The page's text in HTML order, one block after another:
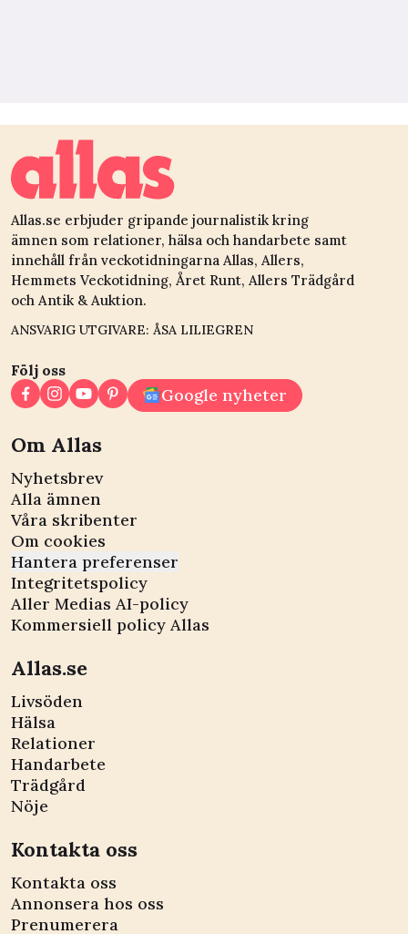
Allas.se erbjuder gripande journalistik kring
ämnen som relationer, hälsa och handarbete samt
innehåll från veckotidningarna Allas, Allers,
Hemmets Veckotidning, Året Runt, Allers Trädgård
och Antik & Auktion.
ANSVARIG UTGIVARE: ÅSA LILIEGREN
Följ oss
Google nyheter
Om Allas
Nyhetsbrev
Alla ämnen
Våra skribenter
Om cookies
Hantera preferenser
Integritetspolicy
Aller Medias AI-policy
Kommersiell policy Allas
Allas.se
Livsöden
Hälsa
Relationer
Handarbete
Trädgård
Nöje
Kontakta oss
Kontakta oss
Annonsera hos oss
Prenumerera